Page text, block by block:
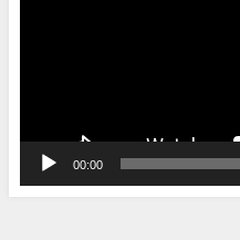
00:00